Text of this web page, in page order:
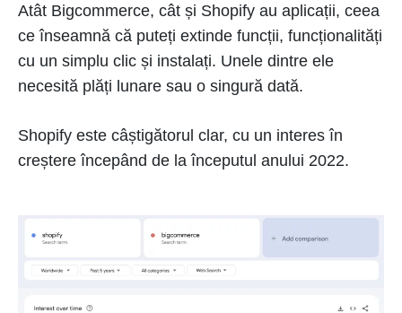
Atât Bigcommerce, cât și Shopify au aplicații, ceea
ce înseamnă că puteți extinde funcții, funcționalități
cu un simplu clic și instalați. Unele dintre ele
necesită plăți lunare sau o singură dată.
Shopify este câștigătorul clar, cu un interes în
creștere începând de la începutul anului 2022.